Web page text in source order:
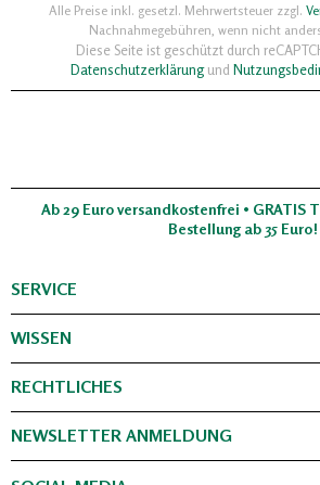
Alle Preise inkl. gesetzl. Mehrwertsteuer zzgl.
Nachnahmegebühren, wenn nicht
Diese Seite ist geschützt durch
Datenschutzerklärungund
Ab 29 Euro versandkostenfrei • GRATIS
Bestellung ab 35 Euro!
SERVICE
WISSEN
RECHTLICHES
NEWSLETTER ANMELDUNG